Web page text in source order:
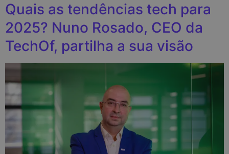
Quais as tendências tech para
2025? Nuno Rosado, CEO da
TechOf, partilha a sua visão